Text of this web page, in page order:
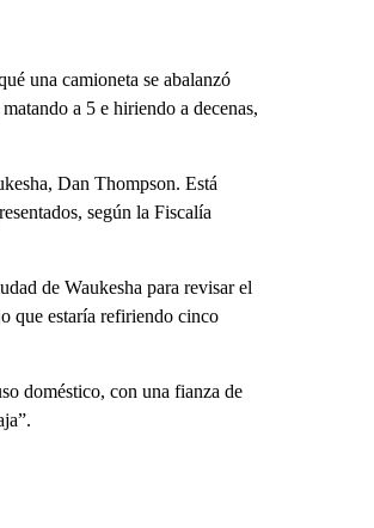
una camioneta se abalanzó
a 5 e hiriendo a decenas,
Dan Thompson. Está
según la Fiscalía
de Waukesha para revisar el
que estaría refiriendo cinco
doméstico, con una fianza de